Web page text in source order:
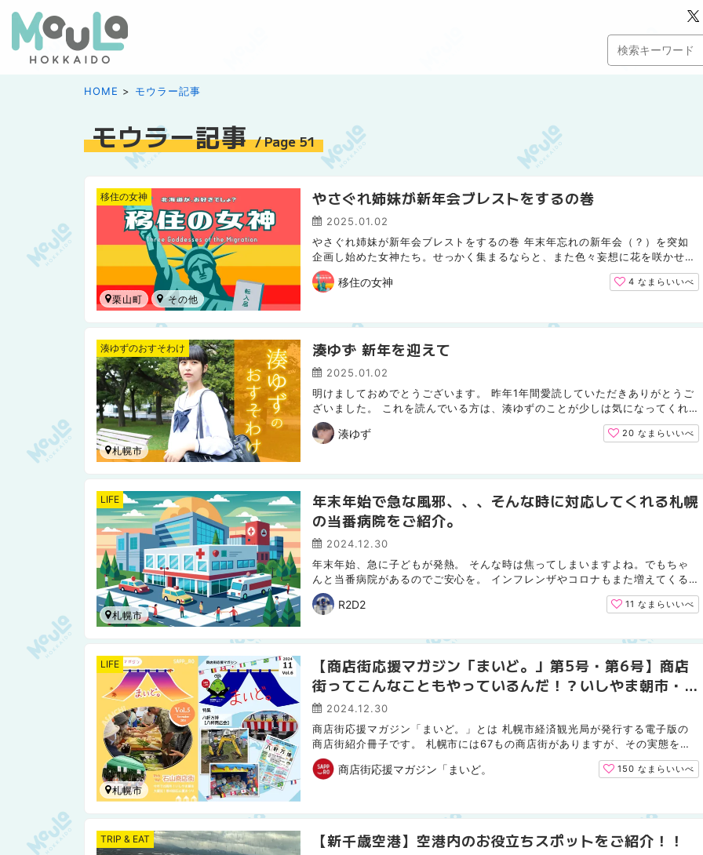
HOME モウラー記事
モウラー記事/ Page 51
やさぐれ姉妹が新年会ブレストをするの巻
2025.01.02
やさぐれ姉妹が新年会ブレストをするの巻 年末年忘れの新年会（？）を突如
企画し始めた女神たち。せっかく集まるならと、また色々妄想に花を咲かせま
す。 北海道で活動する移住コーディネーターとして、少しでも...
移住の女神 4なまらいいべ
移住の女神
栗山町
湊ゆず 新年を迎えて
2025.01.02
明けましておめでとうございます。 昨年1年間愛読していただきありがとうご
ざいました。 これを読んでいる方は、湊ゆずのことが少しは気になってくれ
てるのでしょうか。 とても嬉しいです。 今回は新しい一年に向...
湊ゆず 20なまらいいべ
湊ゆずのおすそわけ
札幌市
年末年始で急な風邪、、、そんな時に対応してくれる札幌
の当番病院をご紹介。
2024.12.30
年末年始、急に子どもが発熱。 そんな時は焦ってしまいますよね。でもちゃ
んと当番病院があるのでご安心を。 インフレンザやコロナもまた増えてくる
時期だからこそ、もしもの時にご活用ください。 ２０２４年１２...
R2D2 11なまらいいべ
LIFE
札幌市
【商店街応援マガジン「まいど。」第5号・第6号】商店
街ってこんなこともやっているんだ！？いしやま朝市・八
軒万博を突撃取材！！
2024.12.30
商店街応援マガジン「まいど。」とは 札幌市経済観光局が発行する電子版の
商店街紹介冊子です。 札幌市には67もの商店街がありますが、その実態を知
る人は多くありません。 「商店街ってどこにあるの？」「何をし...
商店街応援マガジン「まいど。」編集部 150なまらいいべ
LIFE
札幌市
【新千歳空港】空港内のお役立ちスポットをご紹介！！
TRIP & EAT